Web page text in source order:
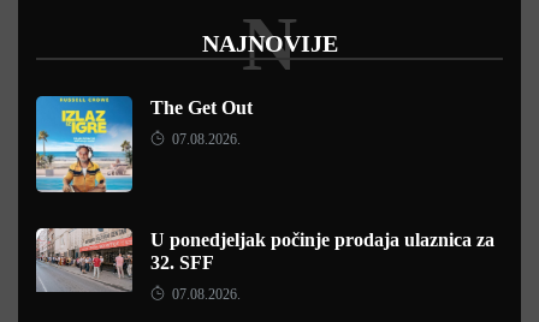
NAJNOVIJE
N
The Get Out
07.08.2026.
U ponedjeljak počinje prodaja ulaznica za
32. SFF
07.08.2026.